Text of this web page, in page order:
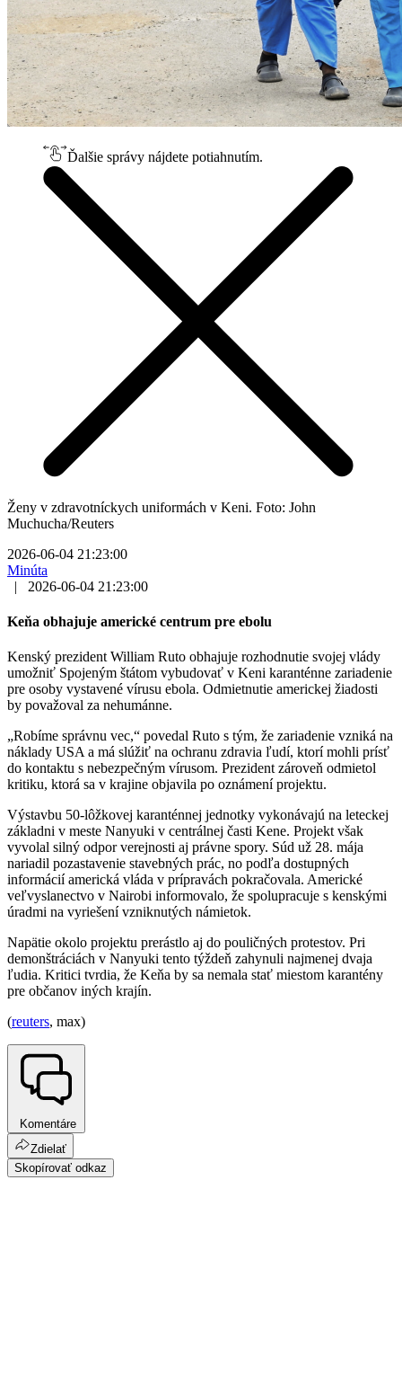
Ďalšie správy nájdete potiahnutím.
Ženy v zdravotníckych uniformách v Keni. Foto: John
Muchucha/Reuters
2026-06-04 21:23:00
Minúta
|
2026-06-04 21:23:00
Keňa obhajuje americké centrum pre ebolu
Kenský prezident William Ruto obhajuje rozhodnutie svojej vlády
umožniť Spojeným štátom vybudovať v Keni karanténne zariadenie
pre osoby vystavené vírusu ebola. Odmietnutie americkej žiadosti
by považoval za nehumánne.
„Robíme správnu vec,“ povedal Ruto s tým, že zariadenie vzniká na
náklady USA a má slúžiť na ochranu zdravia ľudí, ktorí mohli prísť
do kontaktu s nebezpečným vírusom. Prezident zároveň odmietol
kritiku, ktorá sa v krajine objavila po oznámení projektu.
Výstavbu 50-lôžkovej karanténnej jednotky vykonávajú na leteckej
základni v meste Nanyuki v centrálnej časti Kene. Projekt však
vyvolal silný odpor verejnosti aj právne spory. Súd už 28. mája
nariadil pozastavenie stavebných prác, no podľa dostupných
informácií americká vláda v prípravách pokračovala. Americké
veľvyslanectvo v Nairobi informovalo, že spolupracuje s kenskými
úradmi na vyriešení vzniknutých námietok.
Napätie okolo projektu prerástlo aj do pouličných protestov. Pri
demonštráciách v Nanyuki tento týždeň zahynuli najmenej dvaja
ľudia. Kritici tvrdia, že Keňa by sa nemala stať miestom karantény
pre občanov iných krajín.
(reuters, max)
Komentáre
Zdielať
Skopírovať odkaz